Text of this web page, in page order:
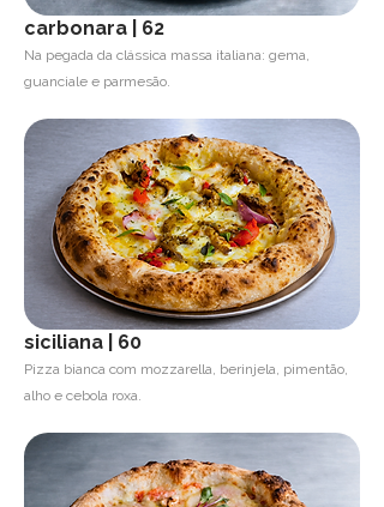
carbonara | 62
Na pegada da clássica massa italiana: gema,
guanciale e parmesão.
siciliana | 60
Pizza bianca com mozzarella, berinjela, pimentão,
alho e cebola roxa.